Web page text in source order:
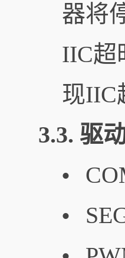
器将
IIC超
现IIC
3.3. 驱
•
•